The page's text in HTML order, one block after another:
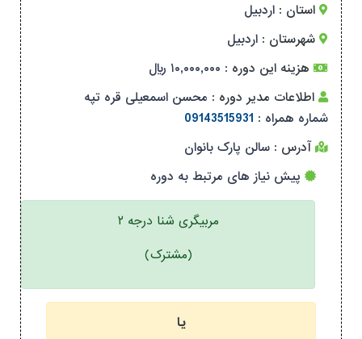
استان : اردبیل
شهرستان : اردبیل
هزینه این دوره : ۱۰,۰۰۰,۰۰۰ ریال
اطلاعات مدیر دوره : محسن اسمعیلی قره تپه
شماره همراه : 09143515931
آدرس : سالن پارک بانوان
پیش نیاز های مرتبط به دوره
مربیگری شنا درجه ۲
(مشترک)
یا